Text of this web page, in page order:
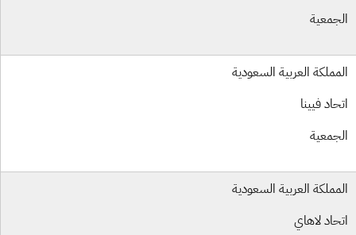
العربية السعودية
فيينا
العربية السعودية
لاهاي